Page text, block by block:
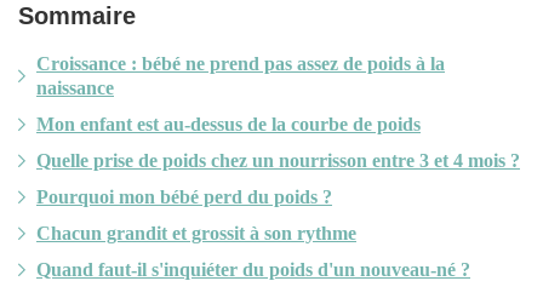
Sommaire
Croissance : bébé ne prend pas assez de poids à la
naissance
Mon enfant est au-dessus de la courbe de poids
Quelle prise de poids chez un nourrisson entre 3 et 4 mois ?
Pourquoi mon bébé perd du poids ?
Chacun grandit et grossit à son rythme
Quand faut-il s'inquiéter du poids d'un nouveau-né ?